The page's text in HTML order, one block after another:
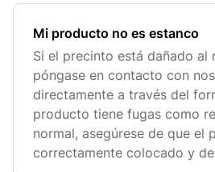
Mi producto no es estanco
Si el precinto está dañado al
póngase en contacto con
directamente a través del
producto tiene fugas como
normal, asegúrese de que el
correctamente colocado y